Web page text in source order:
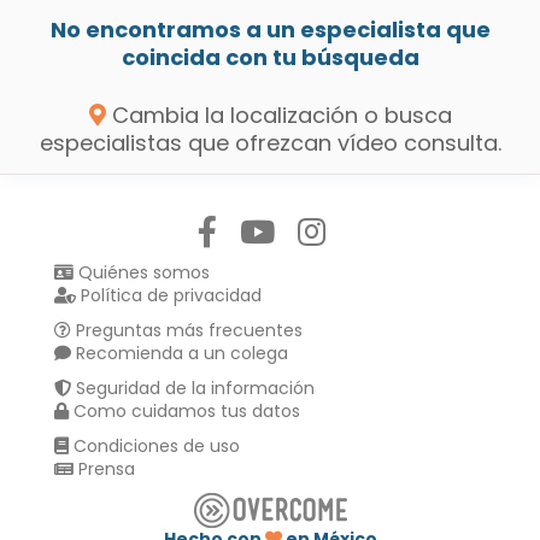
No encontramos a un especialista que
coincida con tu búsqueda
Cambia la localización o busca
especialistas que ofrezcan vídeo consulta.
Quiénes somos
Política de privacidad
Preguntas más frecuentes
Recomienda a un colega
Seguridad de la información
Como cuidamos tus datos
Condiciones de uso
Prensa